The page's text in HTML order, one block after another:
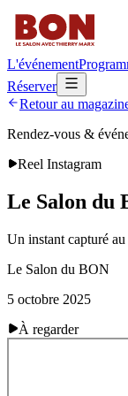
L'événement
Réserver
Retour au
Rendez-vous &
Reel Instagram
Le Salon du
Un instant capturé
Le Salon du BON
5 octobre 2025
À regarder